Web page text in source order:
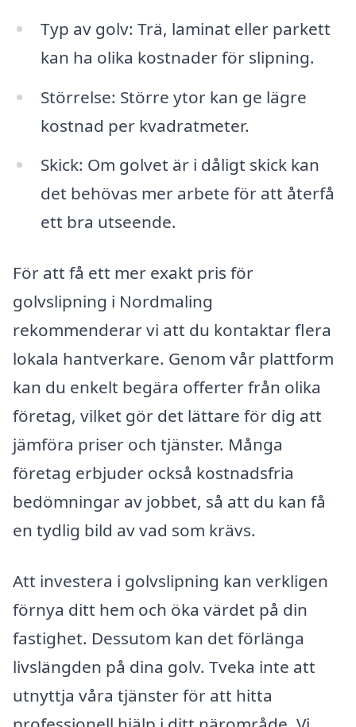
Typ av golv: Trä, laminat eller parkett
kan ha olika kostnader för slipning.
Störrelse: Större ytor kan ge lägre
kostnad per kvadratmeter.
Skick: Om golvet är i dåligt skick kan
det behövas mer arbete för att återfå
ett bra utseende.
För att få ett mer exakt pris för
golvslipning i Nordmaling
rekommenderar vi att du kontaktar flera
lokala hantverkare. Genom vår plattform
kan du enkelt begära offerter från olika
företag, vilket gör det lättare för dig att
jämföra priser och tjänster. Många
företag erbjuder också kostnadsfria
bedömningar av jobbet, så att du kan få
en tydlig bild av vad som krävs.
Att investera i golvslipning kan verkligen
förnya ditt hem och öka värdet på din
fastighet. Dessutom kan det förlänga
livslängden på dina golv. Tveka inte att
utnyttja våra tjänster för att hitta